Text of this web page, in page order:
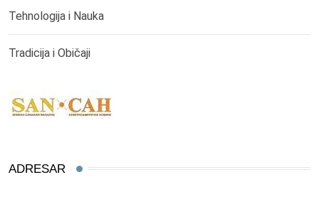
Tehnologija i Nauka
Tradicija i Običaji
ADRESAR